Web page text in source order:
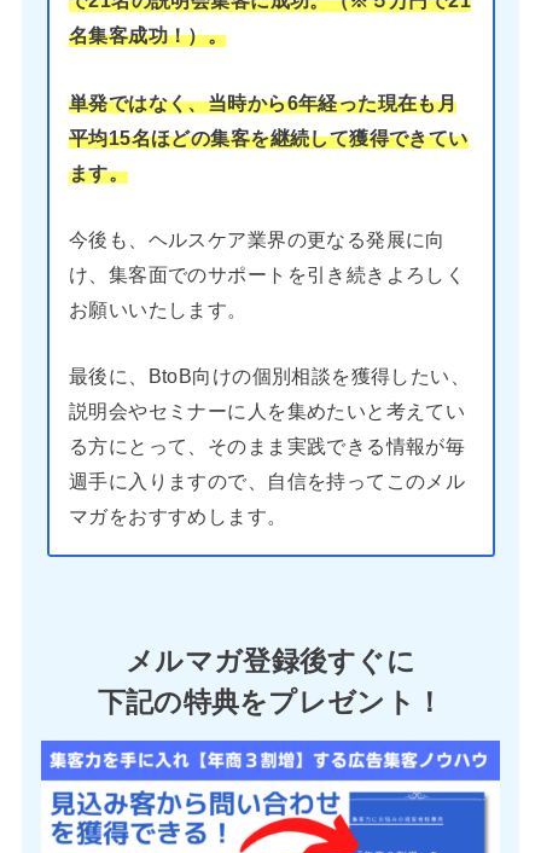
名集客成功！）。
単発ではなく、当時から6年経った現在も月
平均15名ほどの集客を継続して獲得できてい
ます。
今後も、ヘルスケア業界の更なる発展に向
け、集客面でのサポートを引き続きよろしく
お願いいたします。
最後に、BtoB向けの個別相談を獲得したい、
説明会やセミナーに人を集めたいと考えてい
る方にとって、そのまま実践できる情報が毎
週手に入りますので、自信を持ってこのメル
マガをおすすめします。
メルマガ登録後すぐに
下記の特典をプレゼント！